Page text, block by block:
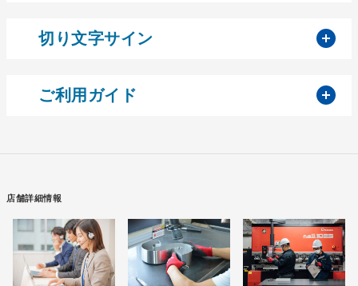
切り文字サイン
ご利用ガイド
店舗詳細情報